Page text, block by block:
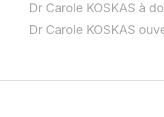
Dr Carole KOSKAS à
Dr Carole KOSKAS